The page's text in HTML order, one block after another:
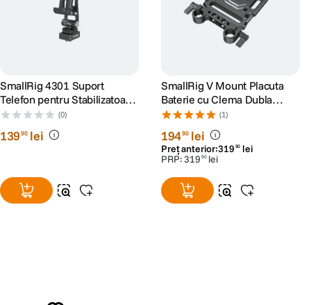
SmallRig 4301 Suport
Telefon pentru Stabilizatoare
DJI
(0)
13990 lei
SmallRig V Mount Placuta
Baterie cu Clema Dubla
15mm
(1)
19490 lei
Preț anterior:319 90 lei
PRP:319 90 lei